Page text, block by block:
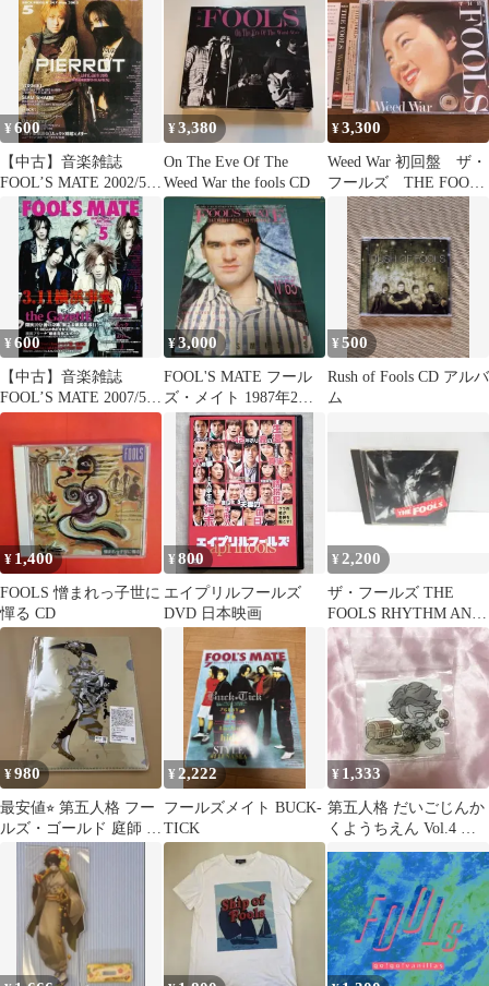
ット
レスリー・チャン / フ
ールズメイト / フール
ズメイト
¥600
【中古】音楽雑誌
FOOL’S MATE 2002/5
No.247 フールズメイト
¥3,380
On The Eve Of The
Weed War the fools CD
¥3,300
Weed War 初回盤 ザ・
フールズ THE FOOLS
¥600
【中古】音楽雑誌
FOOL’S MATE 2007/5
No.307 フールズメイト
¥3,000
FOOL'S MATE フール
ズ・メイト 1987年2月
¥500
Rush of Fools CD アルバ
ム
¥ 1,400
FOOLS 憎まれっ子世に
憚る CD
¥800
エイプリルフールズ
DVD 日本映画
¥ 2,200
ザ・フールズ THE
FOOLS RHYTHM AND
TRUTH CD
¥980
最安値⭐︎ 第五人格 フー
ルズ・ゴールド 庭師 エ
マ アベイル クリアファ
¥ 2,222
フールズメイト BUCK-
TICK
¥ 1,333
第五人格 だいごじんか
くようちえん Vol.4 フ
ールズ・ゴールド